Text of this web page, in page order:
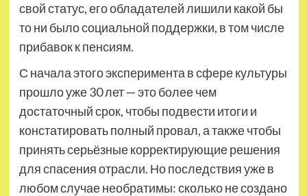
свой статус, его обладателей лишили какой бы
то ни было социальной поддержки, в том числе
прибавок к пенсиям.
С начала этого эксперимента в сфере культуры
прошло уже 30 лет — это более чем
достаточный срок, чтобы подвести итоги и
констатировать полный провал, а также чтобы
принять серьёзные корректирующие решения
для спасения отрасли. Но последствия уже в
любом случае необратимы: сколько не создано